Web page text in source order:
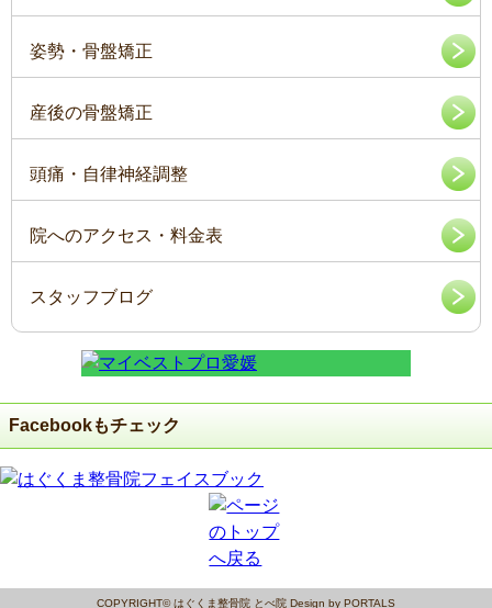
姿勢・骨盤矯正
産後の骨盤矯正
頭痛・自律神経調整
院へのアクセス・料金表
スタッフブログ
Facebookもチェック
COPYRIGHT© はぐくま整骨院 とべ院 Design by PORTALS